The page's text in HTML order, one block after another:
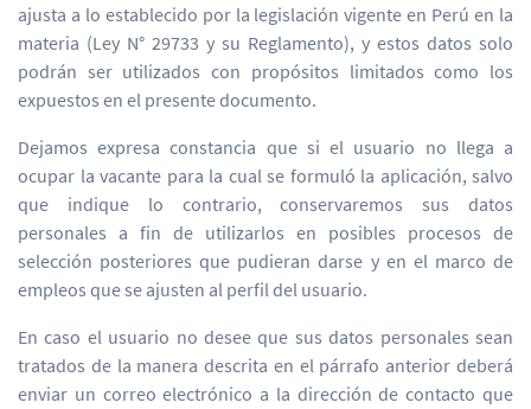
ajusta a lo establecido por la legislación vigente en Perú en la
materia (Ley N° 29733 y su Reglamento), y estos datos solo
podrán ser utilizados con propósitos limitados como los
expuestos en el presente documento.
Dejamos expresa constancia que si el usuario no llega a
ocupar la vacante para la cual se formuló la aplicación, salvo
que indique lo contrario, conservaremos sus datos
personales a fin de utilizarlos en posibles procesos de
selección posteriores que pudieran darse y en el marco de
empleos que se ajusten al perfil del usuario.
En caso el usuario no desee que sus datos personales sean
tratados de la manera descrita en el párrafo anterior deberá
enviar un correo electrónico a la dirección de contacto que